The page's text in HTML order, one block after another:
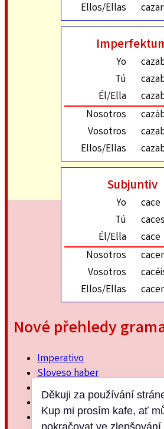
Ellos/Ellas
Yo
Tú
Él/Ella
Nosotros
Vosotros
Ellos/Ellas
Subjuntiv
Yo
cace
Tú
caces
Él/Ella
cace
Nosotros
Vosotros
Ellos/Ellas
Nové přehledy
Imperativo
Sloveso haber
Imperfektum
Přítomný subjuntiv
Minulý jednoduchý
Děkuji za používání
Kup mi prosím kafe, ať
pokračovat ve zlepšování